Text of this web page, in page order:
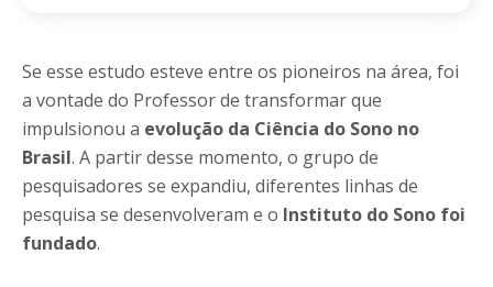
Se esse estudo esteve entre os pioneiros na área, foi
a vontade do Professor de transformar que
impulsionou a evolução da Ciência do Sono no
Brasil. A partir desse momento, o grupo de
pesquisadores se expandiu, diferentes linhas de
pesquisa se desenvolveram e o Instituto do Sono foi
fundado.